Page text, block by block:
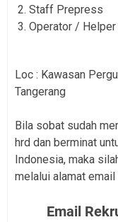
Staff Prepress
Operator /
Loc : Kawasan
Tangerang
Bila sobat sudah
hrd dan berminat
Indonesia, maka
melalui alamat
Email